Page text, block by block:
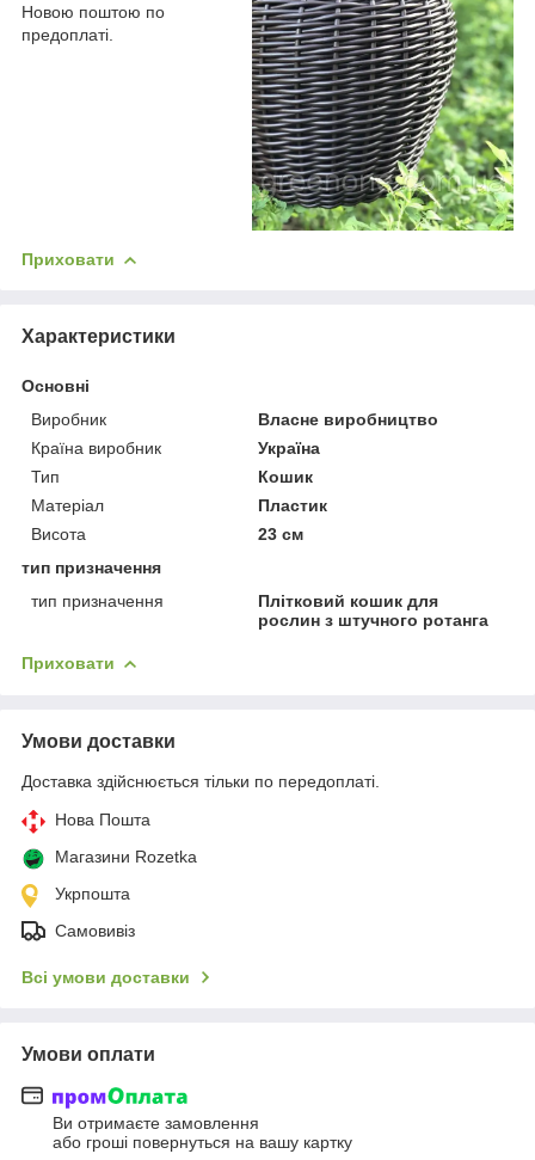
Новою поштою по
предоплаті.
Приховати
Характеристики
Основні
Виробник
Власне виробництво
Країна виробник
Україна
Тип
Кошик
Матеріал
Пластик
Висота
23 см
тип призначення
тип призначення
Плітковий кошик для
рослин з штучного ротанга
Приховати
Умови доставки
Доставка здійснюється тільки по передоплаті.
Нова Пошта
Магазини Rozetka
Укрпошта
Самовивіз
Всі умови доставки
Умови оплати
Ви отримаєте замовлення
або гроші повернуться на вашу картку